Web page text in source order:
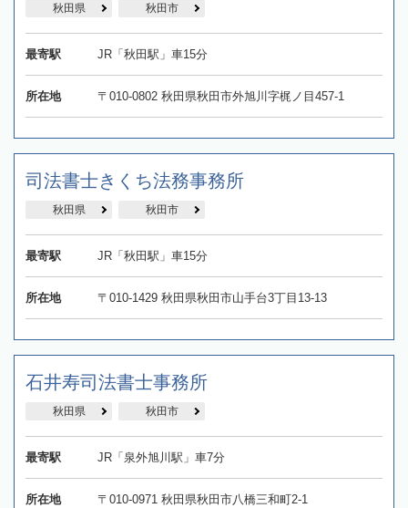
秋田県 秋田市
最寄駅 JR「秋田駅」車15分
所在地 〒010-0802 秋田県秋田市外旭川字梶ノ目457-1
司法書士きくち法務事務所
秋田県 秋田市
最寄駅 JR「秋田駅」車15分
所在地 〒010-1429 秋田県秋田市山手台3丁目13-13
石井寿司法書士事務所
秋田県 秋田市
最寄駅 JR「泉外旭川駅」車7分
所在地 〒010-0971 秋田県秋田市八橋三和町2-1